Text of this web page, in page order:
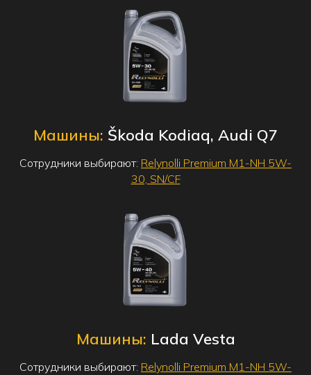
Машины: Škoda Kodiaq, Audi Q7
Сотрудники выбирают: Relynolli Premium M1-NH 5W-
30, SN/CF
Машины: Lada Vesta
Сотрудники выбирают: Relynolli Premium M1-NH 5W-